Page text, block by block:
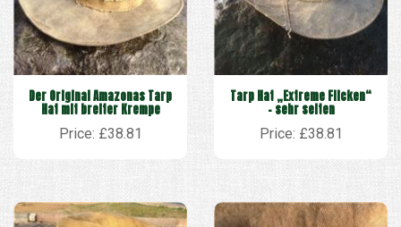
Der Original Amazonas Tarp
Hat mit breiter Krempe
Price: £38.81
Tarp Hat „Extreme Flicken“
– sehr selten
Price: £38.81